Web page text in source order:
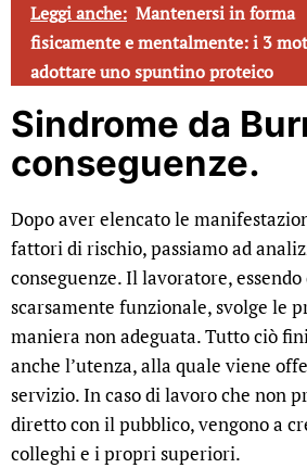
Leggi anche: Mantenersi in forma
fisicamente e mentalmente: i 3
adottare uno spuntino proteico
Sindrome da
conseguenze.
Dopo aver elencato le
fattori di rischio, passiamo ad
conseguenze. Il lavoratore,
scarsamente funzionale, svolge le
maniera non adeguata. Tutto ciò
anche l’utenza, alla quale viene
servizio. In caso di lavoro che non
diretto con il pubblico, vengono a
colleghi e i propri superiori.